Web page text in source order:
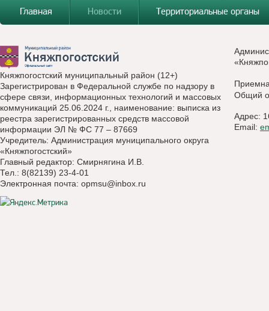
Главная
Новости Территориальные органы
Княжпогостский муниципальный район (12+)
Зарегистрирован в Федеральной службе по надзору в
сфере связи, информационных технологий и массовых
коммуникаций 25.06.2024 г., наименование: выписка из
реестра зарегистрированных средств массовой
информации ЭЛ № ФС 77 – 87669
Учредитель: Администрация муниципального округа
«Княжпогостский»
Главный редактор: Смирнягина И.В.
Тел.: 8(82139) 23-4-01
Электронная почта: opmsu@inbox.ru
Общий
Адрес:
Email: